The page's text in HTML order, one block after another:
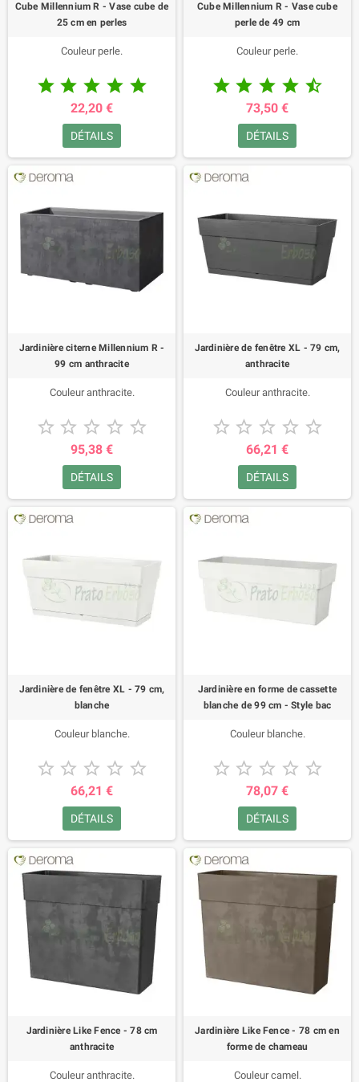
Cube Millennium R - Vase cube de
25 cm en perles
Couleur perle.
    
22,20 €
DÉTAILS
Cube Millennium R - Vase cube
perle de 49 cm
Couleur perle.
    
73,50 €
DÉTAILS
Jardinière citerne Millennium R -
99 cm anthracite
Couleur anthracite.
    
95,38 €
DÉTAILS
Jardinière de fenêtre XL - 79 cm,
anthracite
Couleur anthracite.
    
66,21 €
DÉTAILS
Jardinière de fenêtre XL - 79 cm,
blanche
Couleur blanche.
    
66,21 €
DÉTAILS
Jardinière en forme de cassette
blanche de 99 cm - Style bac
Couleur blanche.
    
78,07 €
DÉTAILS
Jardinière Like Fence - 78 cm
anthracite
Couleur anthracite.
Jardinière Like Fence - 78 cm en
forme de chameau
Couleur camel.